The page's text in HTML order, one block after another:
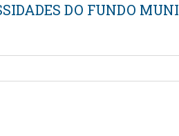
DO FUNDO